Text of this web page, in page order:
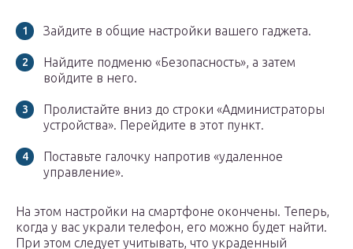
Зайдите в общие настройки вашего гаджета.
Найдите подменю «Безопасность», а затем
войдите в него.
Пролистайте вниз до строки «Администраторы
устройства». Перейдите в этот пункт.
Поставьте галочку напротив «удаленное
управление».
На этом настройки на смартфоне окончены. Теперь,
когда у вас украли телефон, его можно будет найти.
При этом следует учитывать, что украденный